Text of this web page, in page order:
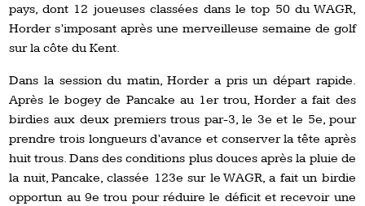
pays, dont 12 joueuses classées dans le top 50 du WAGR,
Horder s’imposant après une merveilleuse semaine de golf
sur la côte du Kent.
Dans la session du matin, Horder a pris un départ rapide.
Après le bogey de Pancake au 1er trou, Horder a fait des
birdies aux deux premiers trous par-3, le 3e et le 5e, pour
prendre trois longueurs d’avance et conserver la tête après
huit trous. Dans des conditions plus douces après la pluie de
la nuit, Pancake, classée 123e sur le WAGR, a fait un birdie
opportun au 9e trou pour réduire le déficit et recevoir une